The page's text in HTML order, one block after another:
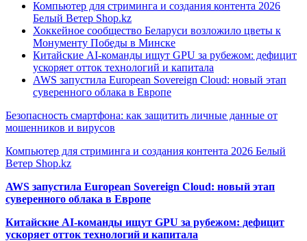
Компьютер для стриминга и создания контента 2026
Белый Ветер Shop.kz
Хоккейное сообщество Беларуси возложило цветы к
Монументу Победы в Минске
Китайские AI-команды ищут GPU за рубежом: дефицит
ускоряет отток технологий и капитала
AWS запустила European Sovereign Cloud: новый этап
суверенного облака в Европе
Безопасность смартфона: как защитить личные данные от
мошенников и вирусов
Компьютер для стриминга и создания контента 2026 Белый
Ветер Shop.kz
AWS запустила European Sovereign Cloud: новый этап
суверенного облака в Европе
Китайские AI-команды ищут GPU за рубежом: дефицит
ускоряет отток технологий и капитала